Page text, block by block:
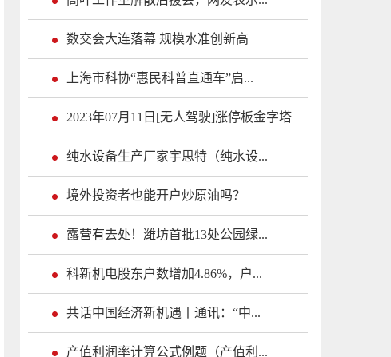
数交会大连落幕 规模水准创新高
上海市科协“惠民科普直通车”启...
2023年07月11日[无人驾驶]涨停板金字塔
纯水设备生产厂家宇思特（纯水设...
境外投资者也能开户炒原油吗？
露营有去处！潍坊首批13处公园绿...
科新机电股东户数增加4.86%，户...
共话中国经济新机遇丨通讯：“中...
产值利润率计算公式例题（产值利...